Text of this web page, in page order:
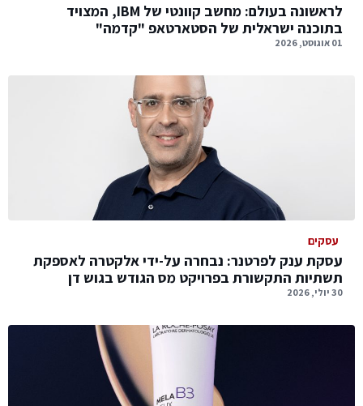
לראשונה בעולם: מחשב קוונטי של IBM, המצויד
בתוכנה ישראלית של הסטארטאפ "קדמה"
01 אוגוסט, 2026
עסקים
עסקת ענק לפרטנר: נבחרה על-ידי אלקטרה לאספקת
תשתיות התקשורת בפרויקט מס הגודש בגוש דן
30 יולי, 2026